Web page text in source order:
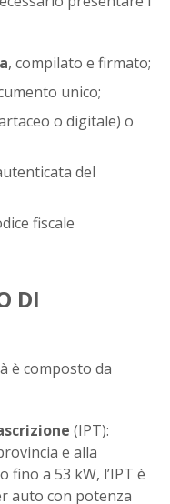
, compilato e firmato;
unico;
o digitale) o
del
fiscale
DI
è composto da
(IPT):
e alla
fino a 53 kW, l’IPT è
auto con potenza